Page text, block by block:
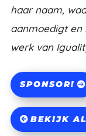
haar naam,
aanmoedigt
werk van
SPONSOR!
BEKIJK